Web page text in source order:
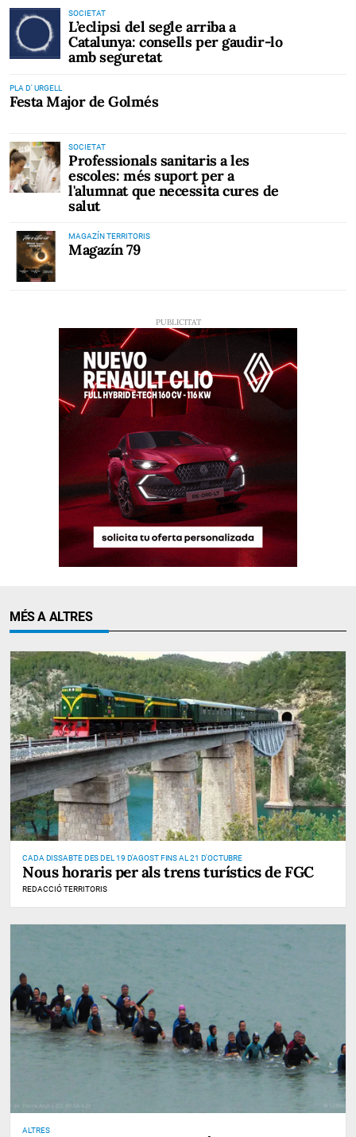
SOCIETAT
L’eclipsi del segle arriba a
Catalunya: consells per gaudir-lo
amb seguretat
PLA D' URGELL
Festa Major de Golmés
SOCIETAT
Professionals sanitaris a les
escoles: més suport per a
l'alumnat que necessita cures de
salut
MAGAZÍN TERRITORIS
Magazín 79
MÉS A ALTRES
CADA DISSABTE DES DEL 19 D'AGOST FINS AL 21 D'OCTUBRE
Nous horaris per als trens turístics de FGC
REDACCIÓ TERRITORIS
ALTRES